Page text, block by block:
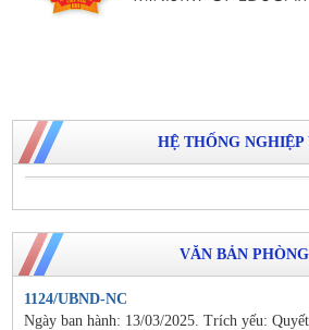
HỆ THỐNG NGHIỆP
VĂN BẢN PHÒNG
1124/UBND-NC
Ngày ban hành: 13/03/2025. Trích yếu: